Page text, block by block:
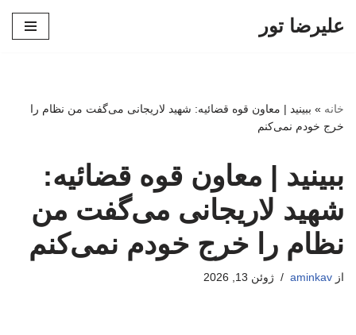
علیرضا تور
خانه » ببینید | معاون قوه قضائیه: شهید لاریجانی می‌گفت من نظام را
خرج خودم نمی‌کنم
ببینید | معاون قوه قضائیه:
شهید لاریجانی می‌گفت من
نظام را خرج خودم نمی‌کنم
از aminkav ژوئن 13, 2026